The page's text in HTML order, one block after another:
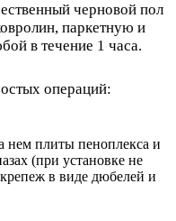
черновой пол
паркетную и
в течение 1 часа.
операций:
нем плиты пеноплекса и
(при установке не
в виде дюбелей и